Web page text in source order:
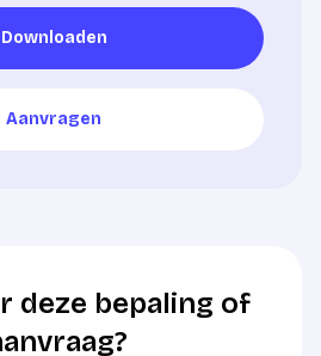
Downloaden
Aanvragen
deze bepaling of